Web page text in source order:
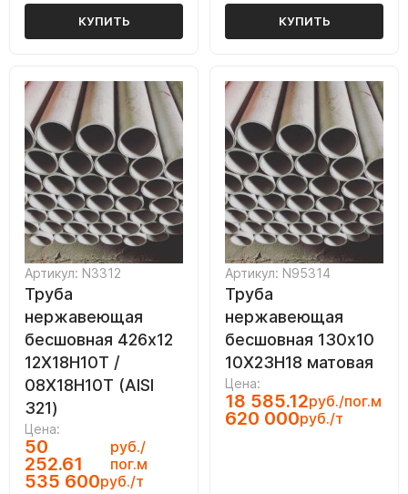
КУПИТЬ КУПИТЬ
Артикул: N3312
Труба
нержавеющая
бесшовная 426х12
12Х18Н10Т /
08Х18Н10Т (AISI
321)
Цена:
50
252.61
руб./
пог.м
535 600руб./т
Артикул: N95314
Труба
нержавеющая
бесшовная 130х10
10Х23Н18 матовая
Цена:
18 585.12руб./пог.м
620 000руб./т